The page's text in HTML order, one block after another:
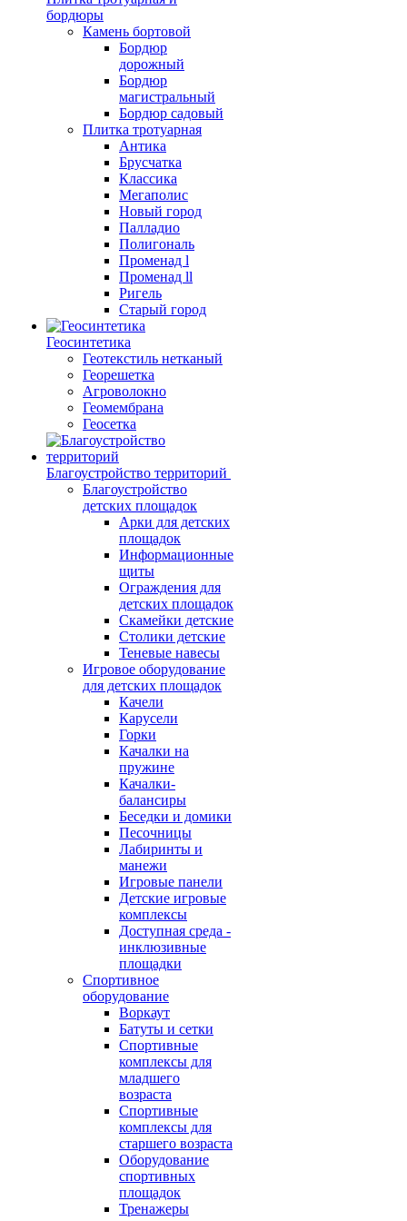
бордюры
Камень бортовой
Бордюр
дорожный
Бордюр
магистральный
Бордюр садовый
Плитка тротуарная
Антика
Брусчатка
Классика
Мегаполис
Новый город
Палладио
Полигональ
Променад l
Променад ll
Ригель
Старый город
Геосинтетика
Геотекстиль нетканый
Георешетка
Агроволокно
Геомембрана
Геосетка
Благоустройство территорий
Благоустройство
детских площадок
Арки для детских
площадок
Информационные
щиты
Ограждения для
детских площадок
Скамейки детские
Столики детские
Теневые навесы
Игровое оборудование
для детских площадок
Качели
Карусели
Горки
Качалки на
пружине
Качалки-
балансиры
Беседки и домики
Песочницы
Лабиринты и
манежи
Игровые панели
Детские игровые
комплексы
Доступная среда -
инклюзивные
площадки
Спортивное
оборудование
Воркаут
Батуты и сетки
Спортивные
комплексы для
младшего
возраста
Спортивные
комплексы для
старшего возраста
Оборудование
спортивных
площадок
Тренажеры